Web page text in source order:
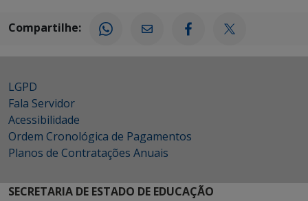
Compartilhe:
LGPD
Fala Servidor
Acessibilidade
Ordem Cronológica de Pagamentos
Planos de Contratações Anuais
SECRETARIA DE ESTADO DE EDUCAÇÃO